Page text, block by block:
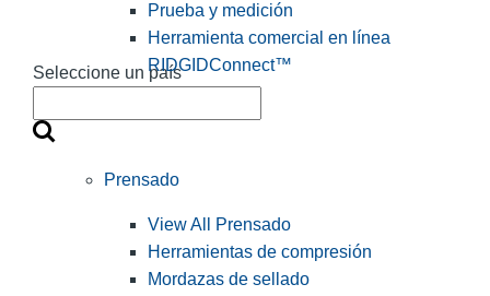
Seleccione un país
Prueba y medición
Herramienta comercial en línea
RIDGIDConnect™
Prensado
View All Prensado
Herramientas de compresión
Mordazas de sellado